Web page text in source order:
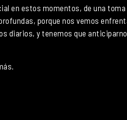
en estos momentos, de una toma
porque nos vemos
diarios, y tenemos que